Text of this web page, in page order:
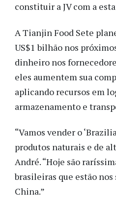
constituir a JV com a
A Tianjin Food Sete
US$1 bilhão nos
dinheiro nos
eles aumentem sua
aplicando recursos em
armazenamento e
“Vamos vender o
produtos naturais e de
André. “Hoje são
brasileiras que estão nos
China.”